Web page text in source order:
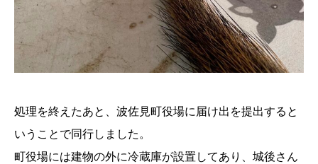
処理を終えたあと、波佐見町役場に届け出を提出すると
いうことで同行しました。
町役場には建物の外に冷蔵庫が設置してあり、城後さん